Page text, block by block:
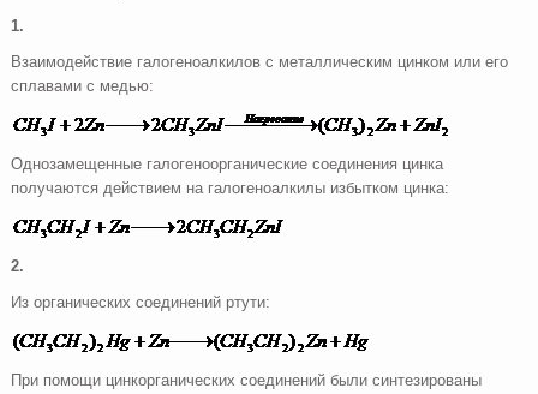
1.
Взаимодействие галогеноалкилов с металлическим цинком или его
сплавами с медью:
Однозамещенные галогеноорганические соединения цинка
получаются действием на галогеноалкилы избытком цинка:
2.
Из органических соединений ртути:
При помощи цинкорганических соединений были синтезированы